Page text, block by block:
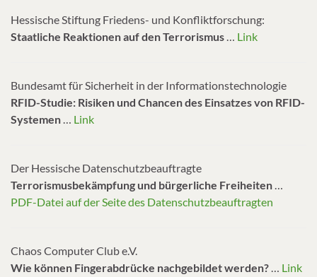
Hessische Stiftung Friedens- und Konfliktforschung:
Staatliche Reaktionen auf den Terrorismus … Link
Bundesamt für Sicherheit in der Informationstechnologie
RFID-Studie: Risiken und Chancen des Einsatzes von RFID-
Systemen … Link
Der Hessische Datenschutzbeauftragte
Terrorismusbekämpfung und bürgerliche Freiheiten …
PDF-Datei auf der Seite des Datenschutzbeauftragten
Chaos Computer Club e.V.
Wie können Fingerabdrücke nachgebildet werden? … Link